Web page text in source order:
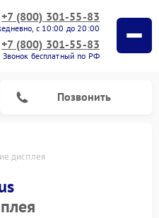
+7 (800) 301-55-83
с 10:00 до 20:00
+7 (800) 301-55-83
Звонок бесплатный по РФ
Позвонить
дисплея